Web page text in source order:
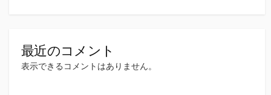
最近のコメント
表示できるコメントはありません。